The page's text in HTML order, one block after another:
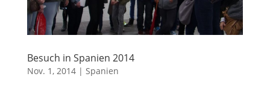
Besuch in Spanien 2014
Nov. 1, 2014| Spanien